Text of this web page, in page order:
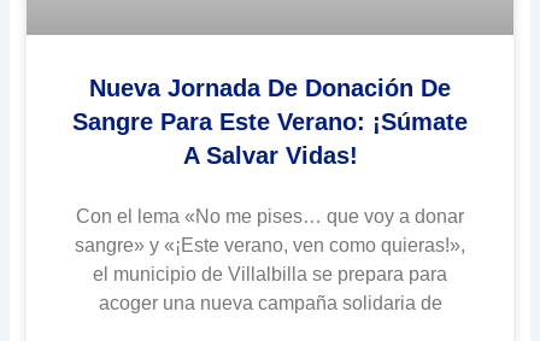
Nueva Jornada De Donación De
Sangre Para Este Verano: ¡Súmate
A Salvar Vidas!
Con el lema «No me pises… que voy a donar
sangre» y «¡Este verano, ven como quieras!»,
el municipio de Villalbilla se prepara para
acoger una nueva campaña solidaria de